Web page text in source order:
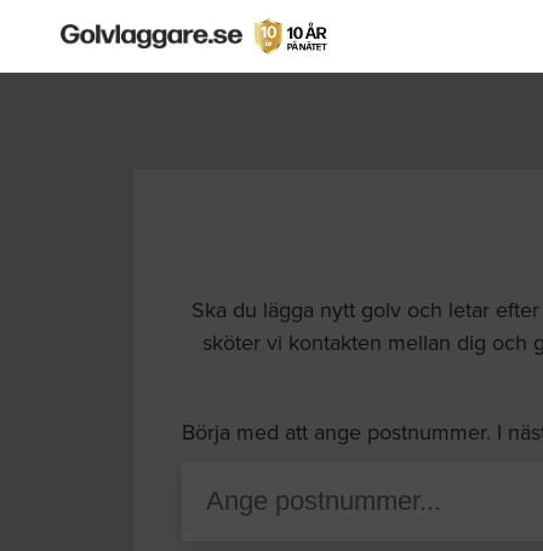
Ska du lägga nytt golv och letar
sköter vi kontakten mellan dig och
Börja med att ange postnummer. I